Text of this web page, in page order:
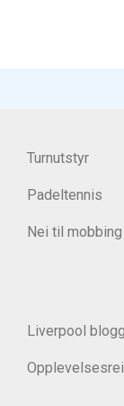
Turnutstyr
Padeltennis
Nei til mobbing
Liverpool blogg